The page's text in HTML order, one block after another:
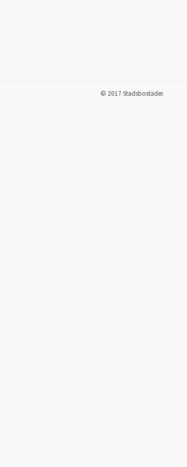
© 2017 Stadsbostäder.